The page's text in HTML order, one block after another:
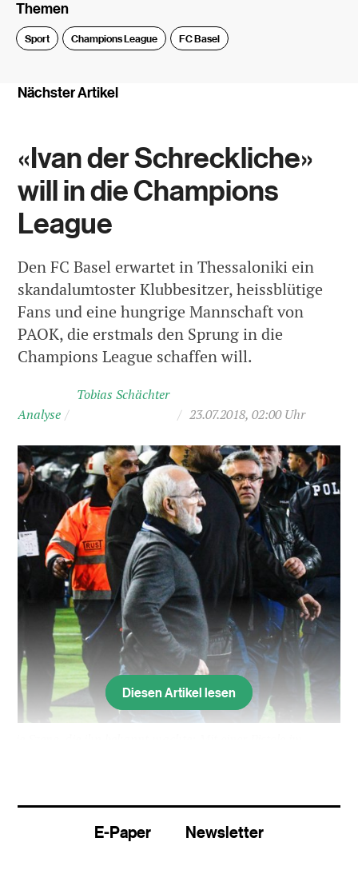
Themen
Sport Champions League FC Basel
Nächster Artikel
«Ivan der Schreckliche»
will in die Champions
League
Den FC Basel erwartet in Thessaloniki ein
skandalumtoster Klubbesitzer, heissblütige
Fans und eine hungrige Mannschaft von
PAOK, die erstmals den Sprung in die
Champions League schaffen will.
Analyse /
Tobias Schächter
/ 23.07.2018, 02:00 Uhr
enttäuschte Fans des FC Basel zu Wort kommen.
Diesen Artikel lesen
E-Paper Newsletter